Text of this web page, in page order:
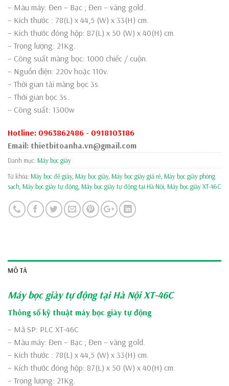
– Màu máy: Đen – Bạc ; Đen – vàng gold.
– Kích thước : 78(L) x 44,5 (W) x 33(H) cm.
– Kích thước đóng hộp: 87(L) x 50 (W) x 40(H) cm.
– Trọng lượng: 21Kg.
– Công suất màng bọc: 1000 chiếc / cuộn.
– Nguồn điện: 220v hoặc 110v.
– Thời gian tải màng bọc 3s.
– Thời gian bọc 3s.
– Công suất: 1300w
Hotline: 0963862486 - 0918103186
Email: thietbitoanha.vn@gmail.com
Danh mục: Máy bọc giày
Từ khóa: Máy bọc đế giày, Máy bọc giày, Máy bọc giày giá rẻ, Máy bọc giày phòng
sạch, Máy bọc giày tự động, Máy bọc giày tự động tại Hà Nội, Máy bọc giày XT-46C
MÔ TẢ
Máy bọc giàytự động tại Hà Nội XT-46C
Thông số kỹ thuật máy bọc giày tự động
– Mã SP: PLC XT-46C
– Màu máy: Đen – Bạc ; Đen – vàng gold.
– Kích thước : 78(L) x 44,5 (W) x 33(H) cm.
– Kích thước đóng hộp: 87(L) x 50 (W) x 40(H) cm.
– Trọng lượng: 21Kg.